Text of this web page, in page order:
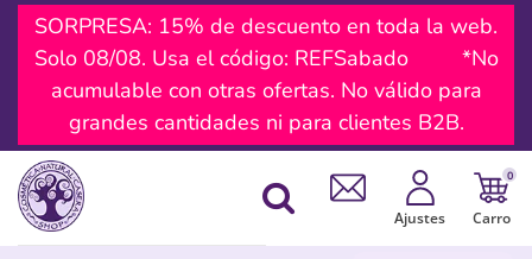
SORPRESA: 15% de descuento en toda la web.
Solo 08/08. Usa el código: REFSabado *No
acumulable con otras ofertas. No válido para
grandes cantidades ni para clientes B2B.
Ajustes
0
Carro